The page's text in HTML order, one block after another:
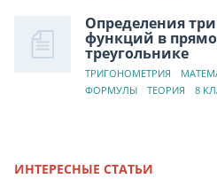
Определения
функций в
треугольнике
ТРИГОНОМЕТРИЯ
ФОРМУЛЫ
ТЕОРИЯ 8
ИНТЕРЕСНЫЕ СТАТЬИ